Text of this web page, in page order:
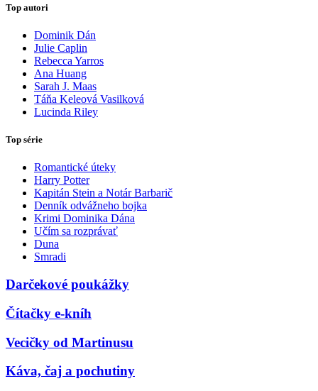
Top autori
Dominik Dán
Julie Caplin
Rebecca Yarros
Ana Huang
Sarah J. Maas
Táňa Keleová Vasilková
Lucinda Riley
Top série
Romantické úteky
Harry Potter
Kapitán Stein a Notár Barbarič
Denník odvážneho bojka
Krimi Dominika Dána
Učím sa rozprávať
Duna
Smradi
Darčekové poukážky
Čítačky e-kníh
Vecičky od Martinusu
Káva, čaj a pochutiny